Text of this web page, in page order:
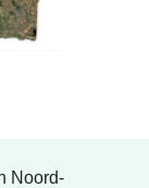
Noord-